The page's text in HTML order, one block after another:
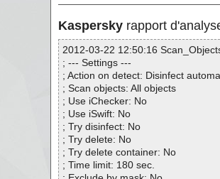
Kaspersky rapport
2012-03-22 12:50:16
; --- Settings ---
; Action on detect: Disinfect
; Scan objects: All objects
; Use iChecker: No
; Use iSwift: No
; Try disinfect: No
; Try delete: No
; Try delete container: No
; Time limit: 180 sec.